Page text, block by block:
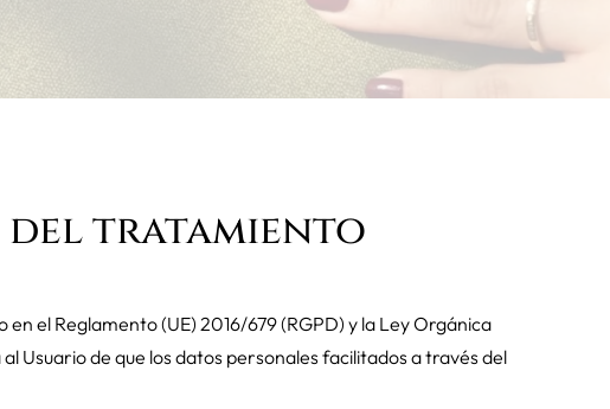
del tratamiento
el Reglamento (UE) 2016/679 (RGPD) y la Ley Orgánica
Usuario de que los datos personales facilitados a través del